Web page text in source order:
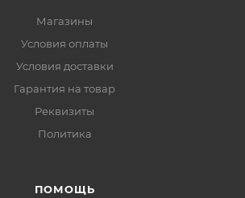
Магазины
Условия оплаты
Условия доставки
Гарантия на товар
Реквизиты
Политика
ПОМОЩЬ